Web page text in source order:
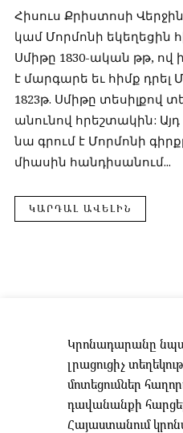
Հիսուս Քրիստոսի
կամ Մորմոնի եկեղեցին
Սմիթը 1830-ական թթ, ով
է մարգարե եւ հիմք դրել
1823թ. Սմիթը տեսիլքով
անունով հրեշտակին: Այդ
նա գրում է Մորմոնի
միասին հանդիսանում...
ԿԱՐԴԱԼ ԱՎԵԼԻՆ
Կրոնադարանը
լրացուցիչ
մոտեցումներ
դավանանքի
Հայաստանում